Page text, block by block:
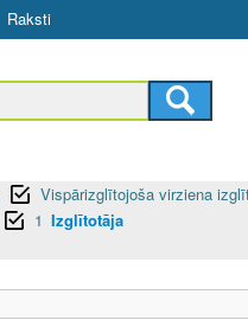
Raksti
Vispārizglītojoša virziena
1 Izglītotāja